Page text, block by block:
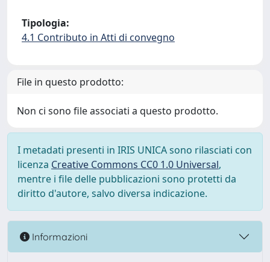
Tipologia:
4.1 Contributo in Atti di convegno
File in questo prodotto:
Non ci sono file associati a questo prodotto.
I metadati presenti in IRIS UNICA sono rilasciati con
licenza Creative Commons CC0 1.0 Universal,
mentre i file delle pubblicazioni sono protetti da
diritto d'autore, salvo diversa indicazione.
Informazioni